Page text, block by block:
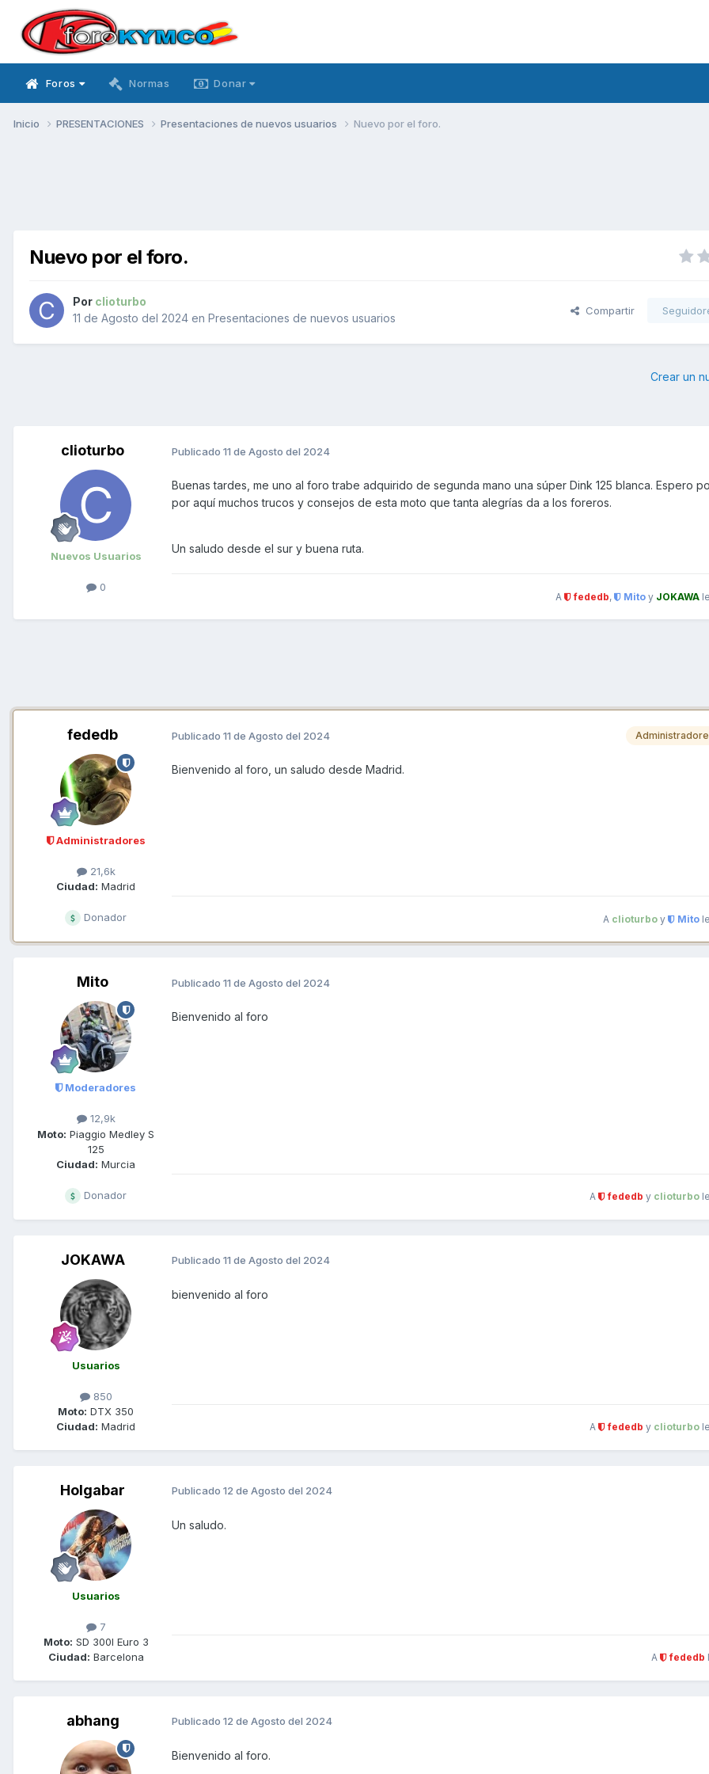
Foros Normas Donar
Inicio PRESENTACIONES Presentaciones de nuevos usuarios Nuevo por el foro.
Nuevo por el foro.
Por clioturbo
11 de Agosto del 2024 en Presentaciones de nuevos usuarios
Compartir
Crear un
clioturbo
Nuevos Usuarios
0
Publicado 11 de Agosto del 2024
Buenas tardes, me uno al foro trabe adquirido de segunda mano una súper Dink 125 blanca. Espero
por aquí muchos trucos y consejos de esta moto que tanta alegrías da a los foreros.
Un saludo desde el sur y buena ruta.
A fededb, Mito y JOKAWA
fededb
Administradores
21,6k
Ciudad: Madrid
Donador
Publicado 11 de Agosto del 2024
Bienvenido al foro, un saludo desde Madrid.
A clioturbo y Mito
Mito
Moderadores
12,9k
Moto: Piaggio Medley S
125
Ciudad: Murcia
Donador
Publicado 11 de Agosto del 2024
Bienvenido al foro
A fededb y clioturbo
JOKAWA
Usuarios
850
Moto: DTX 350
Ciudad: Madrid
Publicado 11 de Agosto del 2024
bienvenido al foro
A fededb y clioturbo
Holgabar
Usuarios
7
Moto: SD 300I Euro 3
Ciudad: Barcelona
Publicado 12 de Agosto del 2024
Un saludo.
A fededb
abhang Publicado 12 de Agosto del 2024
Bienvenido al foro.